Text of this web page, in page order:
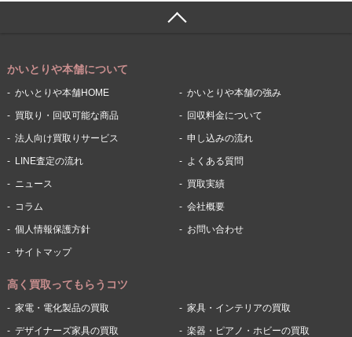
かいとりや本舗について
かいとりや本舗HOME かいとりや本舗の強み
買取り・回収可能な商品 回収料金について
法人向け買取りサービス 申し込みの流れ
LINE査定の流れ よくある質問
ニュース 買取実績
コラム 会社概要
個人情報保護方針 お問い合わせ
サイトマップ
高く買取ってもらうコツ
家電・電化製品の買取 家具・インテリアの買取
デザイナーズ家具の買取 楽器・ピアノ・ホビーの買取